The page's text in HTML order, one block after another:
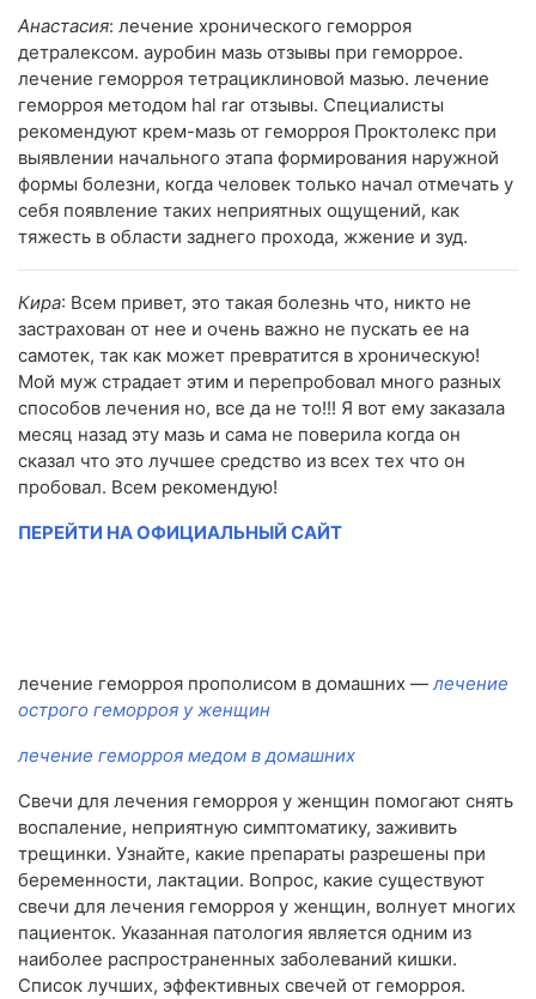
Анастасия: лечение хронического геморроя
детралексом. ауробин мазь отзывы при геморрое.
лечение геморроя тетрациклиновой мазью. лечение
геморроя методом hal rar отзывы. Специалисты
рекомендуют крем-мазь от геморроя Проктолекс при
выявлении начального этапа формирования наружной
формы болезни, когда человек только начал отмечать у
себя появление таких неприятных ощущений, как
тяжесть в области заднего прохода, жжение и зуд.
Кира: Всем привет, это такая болезнь что, никто не
застрахован от нее и очень важно не пускать ее на
самотек, так как может превратится в хроническую!
Мой муж страдает этим и перепробовал много разных
способов лечения но, все да не то!!! Я вот ему заказала
месяц назад эту мазь и сама не поверила когда он
сказал что это лучшее средство из всех тех что он
пробовал. Всем рекомендую!
ПЕРЕЙТИ НА ОФИЦИАЛЬНЫЙ САЙТ
лечение геморроя прополисом в домашних —лечение
острого геморроя у женщин
лечение геморроя медом в домашних
Свечи для лечения геморроя у женщин помогают снять
воспаление, неприятную симптоматику, заживить
трещинки. Узнайте, какие препараты разрешены при
беременности, лактации. Вопрос, какие существуют
свечи для лечения геморроя у женщин, волнует многих
пациенток. Указанная патология является одним из
наиболее распространенных заболеваний кишки.
Список лучших, эффективных свечей от геморроя.